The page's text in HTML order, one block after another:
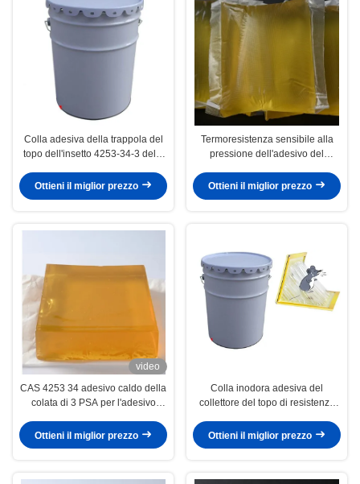
Colla adesiva della trappola del
topo dell'insetto 4253-34-3 della
Ottieni il miglior prezzo
Termoresistenza sensibile alla
pressione dell'adesivo del
Ottieni il miglior prezzo
video
CAS 4253 34 adesivo caldo della
colata di 3 PSA per l'adesivo
Ottieni il miglior prezzo
Colla inodora adesiva del
collettore del topo di resistenza
Ottieni il miglior prezzo